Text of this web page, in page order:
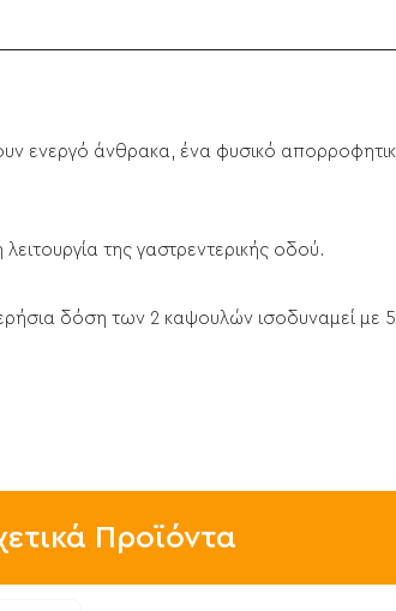
ενεργό άνθρακα, ένα φυσικό
της γαστρεντερικής οδού.
δόση των 2 καψουλών ισοδυναμεί με
Προϊόντα